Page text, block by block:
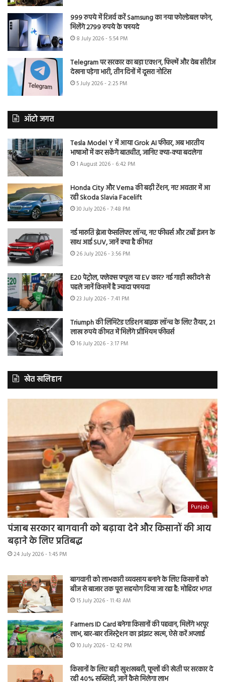
999 रुपये में रिजर्व करें Samsung का नया फोल्डेबल फोन,
मिलेंगे 2799 रुपये के फायदे
8 July 2026 - 5:54 PM
Telegram पर सरकार का बड़ा एक्शन, फिल्में और वेब सीरीज
देखना पड़ेगा भारी, तीन दिनों में दूसरा नोटिस
5 July 2026 - 2:25 PM
ऑटो जगत
Tesla Model Y में आया Grok AI फीचर, अब भारतीय
भाषाओं में कर सकेंगे बातचीत, जानिए क्या-क्या बदलेगा
1 August 2026 - 6:42 PM
Honda City और Verna की बढ़ी टेंशन, नए अवतार में आ
रही Skoda Slavia Facelift
30 July 2026 - 7:48 PM
नई मारुति ब्रेजा फेसलिफ्ट लॉन्च, नए फीचर्स और टर्बो इंजन के
साथ आई SUV, जानें क्या है कीमत
26 July 2026 - 3:56 PM
E20 पेट्रोल, फ्लेक्स फ्यूल या EV कार? नई गाड़ी खरीदने से
पहले जानें किसमें है ज्यादा फायदा
23 July 2026 - 7:41 PM
Triumph की लिमिटेड एडिशन बाइक लॉन्च के लिए तैयार, 21
लाख रुपये कीमत में मिलेंगे प्रीमियम फीचर्स
16 July 2026 - 3:17 PM
खेत खलिहान
Punjab
पंजाब सरकार बागवानी को बढ़ावा देने और किसानों की आय
बढ़ाने के लिए प्रतिबद्ध
24 July 2026 - 1:45 PM
बागवानी को लाभकारी व्यवसाय बनाने के लिए किसानों को
बीज से बाजार तक पूरा सहयोग दिया जा रहा है: मोहिंदर भगत
15 July 2026 - 11:43 AM
Farmers ID Card बनेगा किसानों की पहचान, मिलेंगे भरपूर
लाभ, बार-बार रजिस्ट्रेशन का झंझट खत्म, ऐसे करें अप्लाई
10 July 2026 - 12:42 PM
किसानों के लिए बड़ी खुशखबरी, फूलों की खेती पर सरकार दे
रही 40% सब्सिडी, जानें कैसे मिलेगा लाभ